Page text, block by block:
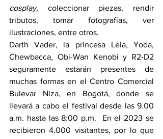
cosplay, coleccionar piezas, rendir
tributos, tomar fotografías, ver
ilustraciones, entre otros.
Darth Vader, la princesa Leia, Yoda,
Chewbacca, Obi-Wan Kenobi y R2-D2
seguramente estarán presentes de
muchas formas en el Centro Comercial
Bulevar Niza, en Bogotá, donde se
llevará a cabo el festival desde las 9.00
a.m. hasta las 8:00 p.m.  En el 2023 se
recibieron 4.000 visitantes, por lo que